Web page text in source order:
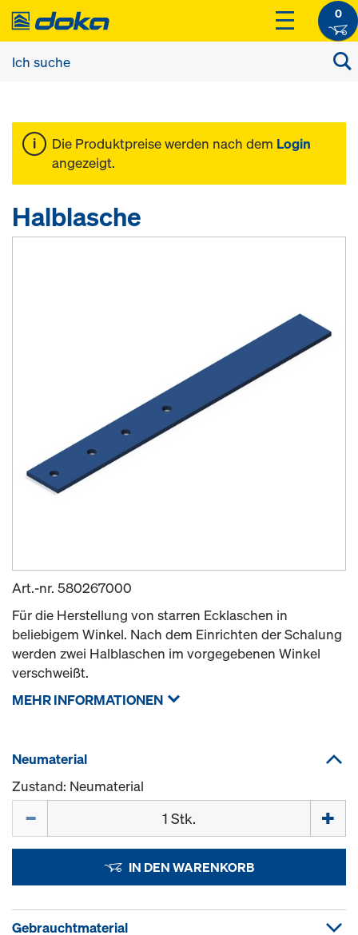
0
Die Produktpreise werden nach dem Login
angezeigt.
Halblasche
Art.-nr. 580267000
Für die Herstellung von starren Ecklaschen in
beliebigem Winkel. Nach dem Einrichten der Schalung
werden zwei Halblaschen im vorgegebenen Winkel
verschweißt.
MEHR INFORMATIONEN
Neumaterial
Zustand: Neumaterial
IN DEN WARENKORB
Gebrauchtmaterial